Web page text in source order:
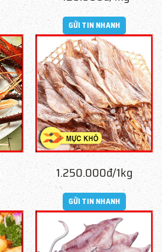
GỬI TIN NHANH
1.250.000đ/1kg
GỬI TIN NHANH